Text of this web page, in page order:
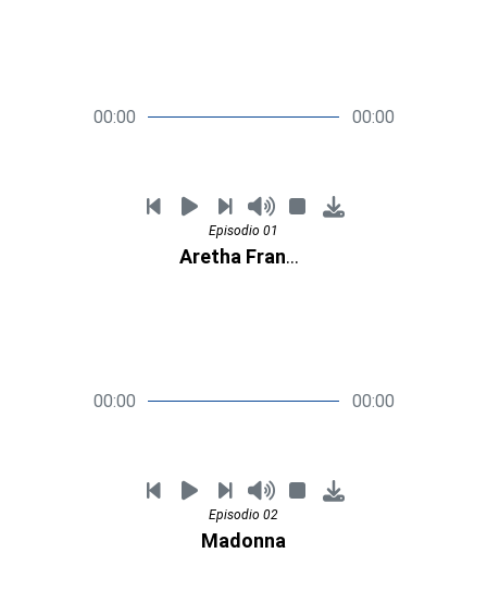
00:00 00:00
Episodio 01
Aretha Franklin
00:00 00:00
Episodio 02
Madonna